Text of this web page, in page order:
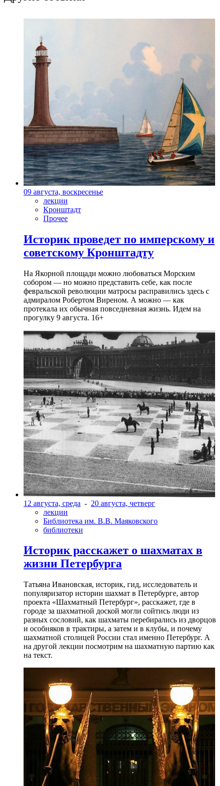
09 августа, воскресенье
лекции
Кронштадт
Прочее
Историк проведет по имперскому и
советскому Кронштадту
На Якорной площади можно любоваться Морским
собором — но можно представить себе, как после
февральской революции матросы расправились здесь с
адмиралом Робертом Виреном. А можно — как
протекала их обычная повседневная жизнь. Идем на
прогулку 9 августа. 16+
12 августа, среда - 20 августа, четверг
лекции
Библиотека им. В.В. Маяковского
библиотеки
Историк расскажет о шахматах в
жизни Петербурга
Татьяна Ивановская, историк, гид, исследователь и
популяризатор истории шахмат в Петербурге, автор
проекта «Шахматный Петербург», расскажет, где в
городе за шахматной доской могли сойтись люди из
разных сословий, как шахматы перебирались из дворцов
и особняков в трактиры, а затем и в клубы, и почему
шахматной столицей России стал именно Петербург. А
на другой лекции посмотрим на шахматную партию как
на текст.